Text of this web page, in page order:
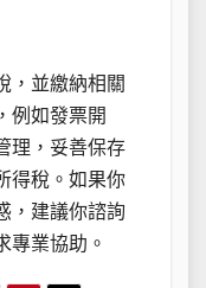
，並繳納相關
例如發票開
理，妥善保存
得稅。如果你
，建議你諮詢
專業協助。